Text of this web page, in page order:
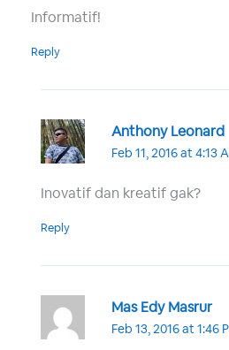
Informatif!
Reply
Anthony Leonard
Feb 11, 2016 at 4:13
Inovatif dan kreatif gak?
Reply
Mas Edy Masrur
Feb 13, 2016 at 1:46